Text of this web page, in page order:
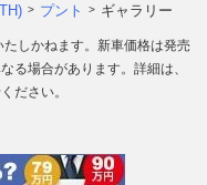
プント ギャラリー
しかねます。新車価格は発売
る場合があります。詳細は、
ださい。